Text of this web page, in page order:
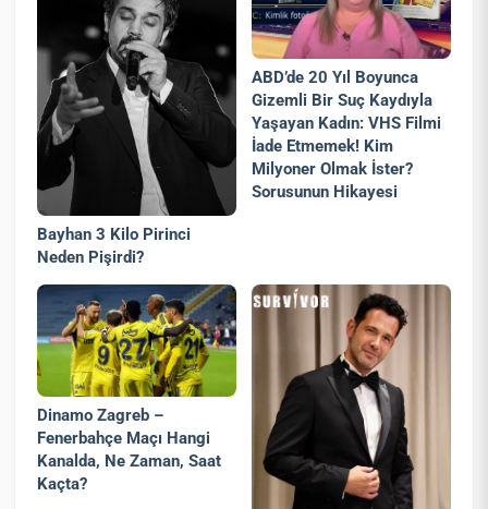
Bayhan 3 Kilo Pirinci
Neden Pişirdi?
ABD’de 20 Yıl Boyunca
Gizemli Bir Suç Kaydıyla
Yaşayan Kadın: VHS Filmi
İade Etmemek! Kim
Milyoner Olmak İster?
Sorusunun Hikayesi
Dinamo Zagreb –
Fenerbahçe Maçı Hangi
Kanalda, Ne Zaman, Saat
Kaçta?